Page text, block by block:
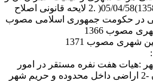
آیین نامه اجرایی آن مصوب 1358)05/04/58( .2 لایحه قانونی اصلاح
در حکومت جمهوری اسلامی مصوب
:هیات هفت نفره مستقر در امور
اراضی جهاد کشاورزی استان -2 اراضی داخل محدوده و حریم شهر